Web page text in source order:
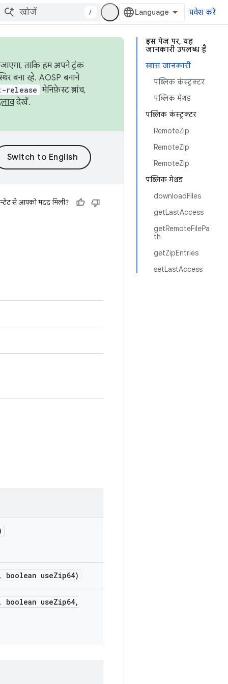
/ प्रवेश करें
इस पेज पर, यह
जानकारी उपलब्ध है
खास जानकारी
पब्लिक कंस्ट्रक्टर
पब्लिक मेथड
पब्लिक कंस्ट्रक्टर
RemoteZip
RemoteZip
RemoteZip
पब्लिक मेथड
downloadFiles
getLastAccess
getRemoteFilePa
th
getZipEntries
setLastAccess
ताकि हम अपने ट्रंक
बना रहे. AOSP बनाने
release मेनिफ़ेस्ट ब्रांच,
देखें.
से आपको मदद मिली?
, boolean useZip64)
, boolean useZip64,